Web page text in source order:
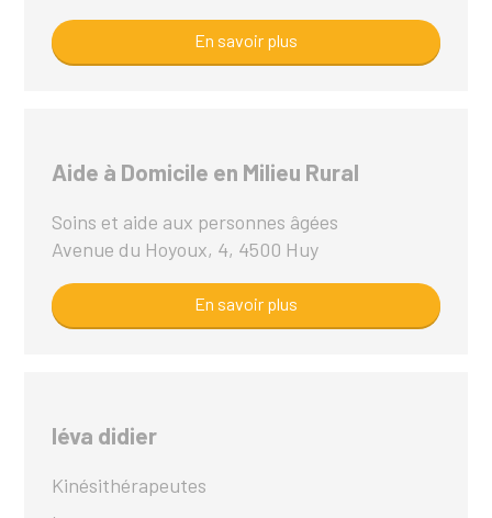
En savoir plus
Aide à Domicile en Milieu Rural
Soins et aide aux personnes âgées
Avenue du Hoyoux, 4, 4500 Huy
En savoir plus
léva didier
Kinésithérapeutes
,